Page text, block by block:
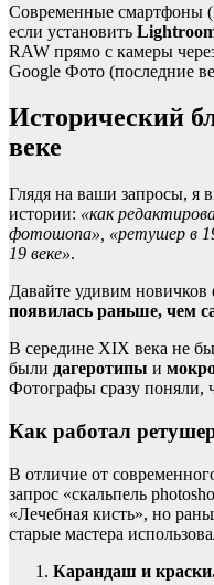
Современные смартфоны
если установить
RAW прямо с камеры
Google Фото (последние
Исторический
веке
Глядя на ваши запросы, я
истории: «как
фотошопа», «ретушер в
19 веке».
Давайте удивим новичков
появилась раньше, чем
В середине XIX века не
были дагеротипы и
Фотографы сразу поняли,
Как работал
В отличие от
запрос «скальпель
«Лечебная кисть», но
старые мастера
Карандаш и